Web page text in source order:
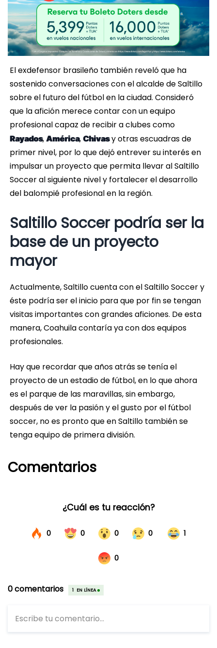
El exdefensor brasileño también reveló que ha
sostenido conversaciones con el alcalde de Saltillo
sobre el futuro del fútbol en la ciudad. Consideró
que la afición merece contar con un equipo
profesional capaz de recibir a clubes como
Rayados, América, Chivasy otras escuadras de
primer nivel, por lo que dejó entrever su interés en
impulsar un proyecto que permita llevar al Saltillo
Soccer al siguiente nivel y fortalecer el desarrollo
del balompié profesional en la región.
Saltillo Soccer podría ser la
base de un proyecto
mayor
Actualmente, Saltillo cuenta con el Saltillo Soccer y
éste podría ser el inicio para que por fin se tengan
visitas importantes con grandes aficiones. De esta
manera, Coahuila contaría ya con dos equipos
profesionales.
Hay que recordar que años atrás se tenía el
proyecto de un estadio de fútbol, en lo que ahora
es el parque de las maravillas, sin embargo,
después de ver la pasión y el gusto por el fútbol
soccer, no es pronto que en Saltillo también se
tenga equipo de primera división.
Comentarios